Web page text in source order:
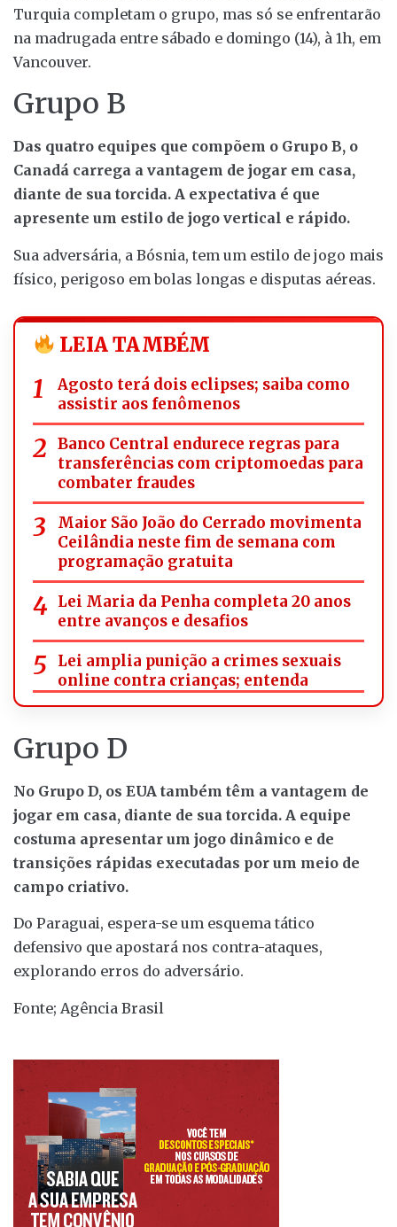
Turquia completam o grupo, mas só se enfrentarão
na madrugada entre sábado e domingo (14), à 1h, em
Vancouver.
Grupo B
Das quatro equipes que compõem o Grupo B, o
Canadá carrega a vantagem de jogar em casa,
diante de sua torcida. A expectativa é que
apresente um estilo de jogo vertical e rápido.
Sua adversária, a Bósnia, tem um estilo de jogo mais
físico, perigoso em bolas longas e disputas aéreas.
LEIA TAMBÉM
Agosto terá dois eclipses; saiba como
assistir aos fenômenos
Banco Central endurece regras para
transferências com criptomoedas para
combater fraudes
Maior São João do Cerrado movimenta
Ceilândia neste fim de semana com
programação gratuita
Lei Maria da Penha completa 20 anos
entre avanços e desafios
Lei amplia punição a crimes sexuais
online contra crianças; entenda
Grupo D
No Grupo D, os EUA também têm a vantagem de
jogar em casa, diante de sua torcida. A equipe
costuma apresentar um jogo dinâmico e de
transições rápidas executadas por um meio de
campo criativo.
Do Paraguai, espera-se um esquema tático
defensivo que apostará nos contra-ataques,
explorando erros do adversário.
Fonte; Agência Brasil